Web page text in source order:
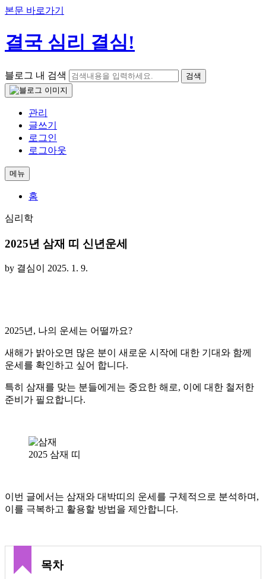
본문 바로가기
결국 심리 결심!
블로그 내 검색 검색
관리
글쓰기
로그인
로그아웃
메뉴
홈
심리학
2025년 삼재 띠 신년운세
by 결심이 2025. 1. 9.
2025년, 나의 운세는 어떨까요?
새해가 밝아오면 많은 분이 새로운 시작에 대한 기대와 함께
운세를 확인하고 싶어 합니다.
특히 삼재를 맞는 분들에게는 중요한 해로, 이에 대한 철저한
준비가 필요합니다.
2025 삼재 띠
이번 글에서는 삼재와 대박띠의 운세를 구체적으로 분석하며,
이를 극복하고 활용할 방법을 제안합니다.
목차